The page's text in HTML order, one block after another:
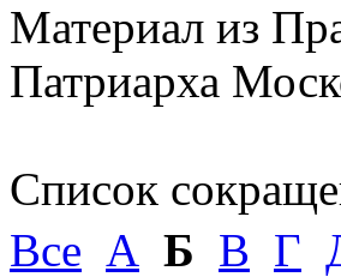
Материал из
Патриарха
Список
Все А Б В Г